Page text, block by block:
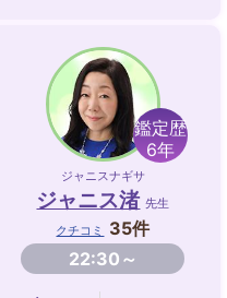
タロット 九星気学
鑑定歴
6年
ジャニスナギサ
ジャニス渚 先生
クチコミ
35件
22:30～